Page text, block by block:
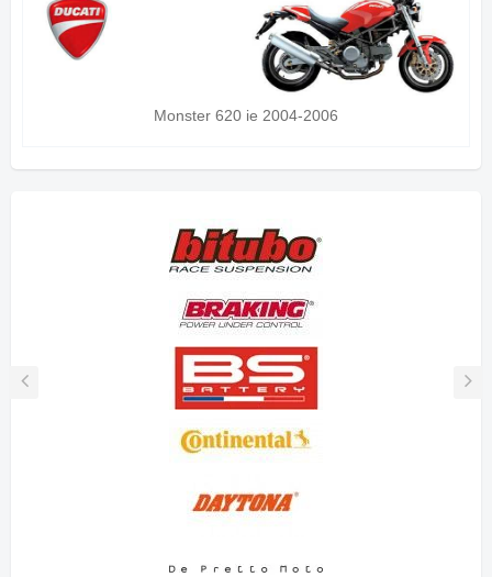
Monster 620 ie 2004-2006